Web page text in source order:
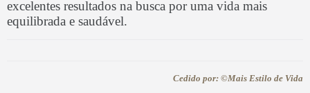
excelentes resultados na busca por uma vida mais
equilibrada e saudável.
Cedido por: ©Mais Estilo de Vida